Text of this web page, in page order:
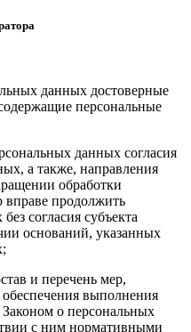
данных достоверные
персональные
данных согласия
а также, направления
обработки
продолжить
согласия субъекта
оснований, указанных
и перечень мер,
выполнения
о персональных
с ним нормативными